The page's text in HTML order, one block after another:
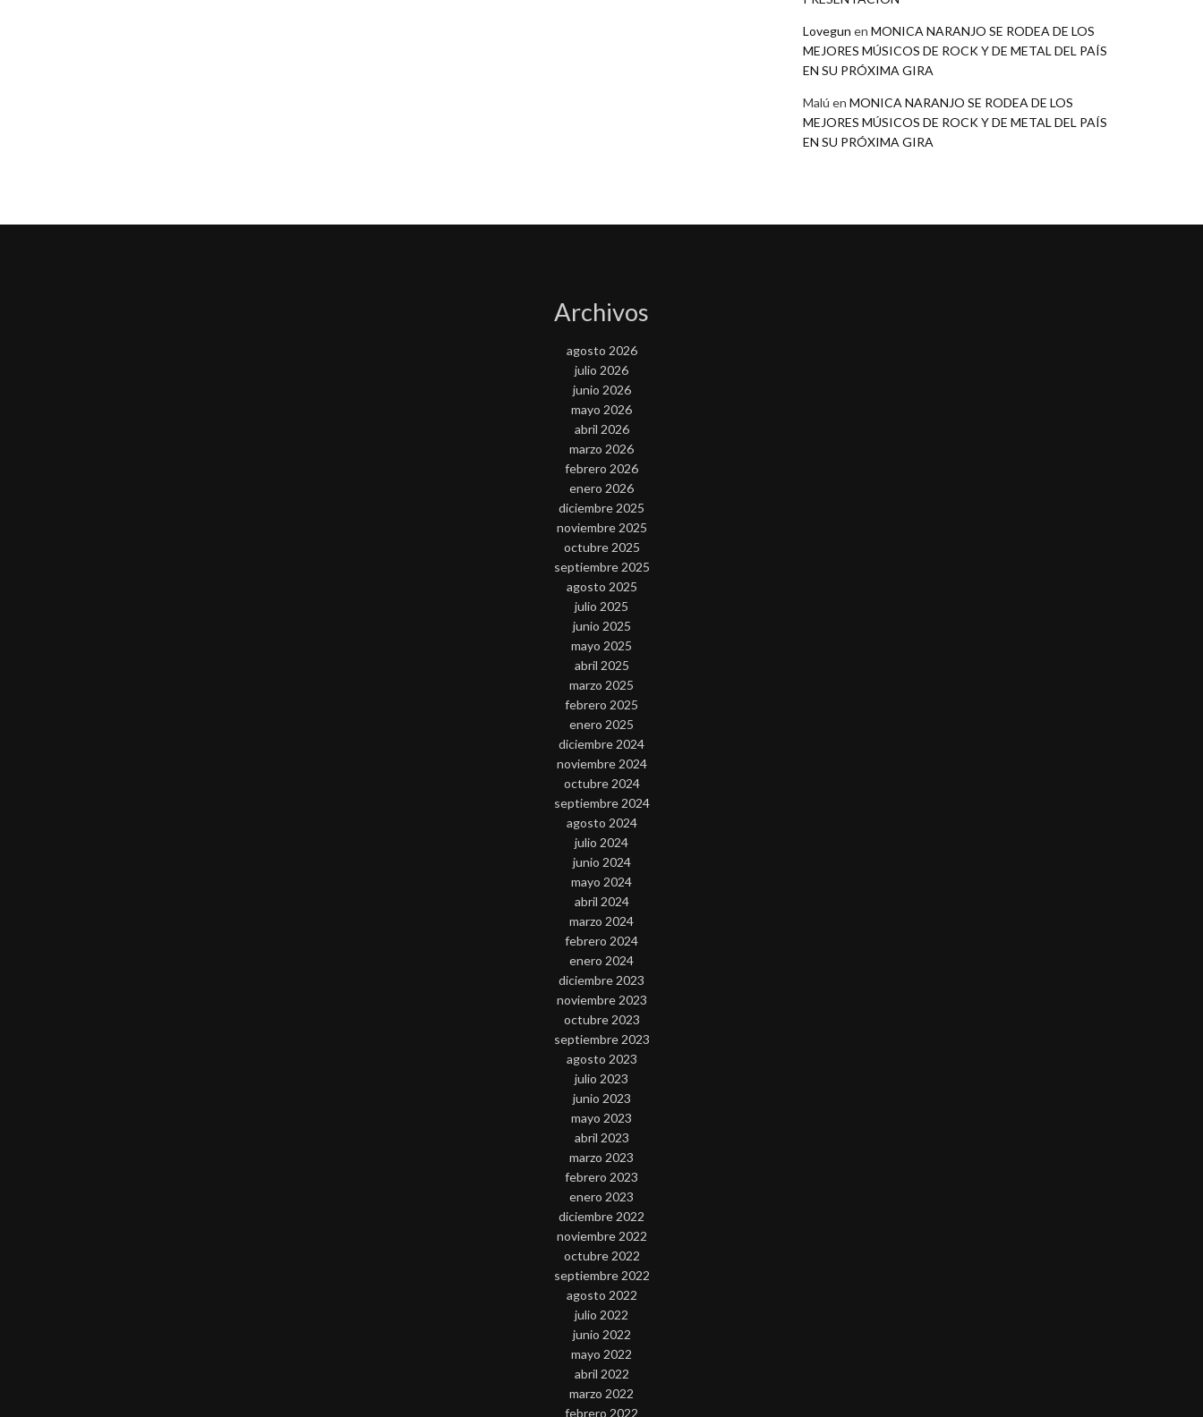
Lovegun en MONICA NARANJO SE RODEA DE LOS
MEJORES MÚSICOS DE ROCK Y DE METAL DEL PAÍS
EN SU PRÓXIMA GIRA
Malú en MONICA NARANJO SE RODEA DE LOS
MEJORES MÚSICOS DE ROCK Y DE METAL DEL PAÍS
EN SU PRÓXIMA GIRA
Archivos
agosto 2026
julio 2026
junio 2026
mayo 2026
abril 2026
marzo 2026
febrero 2026
enero 2026
diciembre 2025
noviembre 2025
octubre 2025
septiembre 2025
agosto 2025
julio 2025
junio 2025
mayo 2025
abril 2025
marzo 2025
febrero 2025
enero 2025
diciembre 2024
noviembre 2024
octubre 2024
septiembre 2024
agosto 2024
julio 2024
junio 2024
mayo 2024
abril 2024
marzo 2024
febrero 2024
enero 2024
diciembre 2023
noviembre 2023
octubre 2023
septiembre 2023
agosto 2023
julio 2023
junio 2023
mayo 2023
abril 2023
marzo 2023
febrero 2023
enero 2023
diciembre 2022
noviembre 2022
octubre 2022
septiembre 2022
agosto 2022
julio 2022
junio 2022
mayo 2022
abril 2022
marzo 2022
febrero 2022